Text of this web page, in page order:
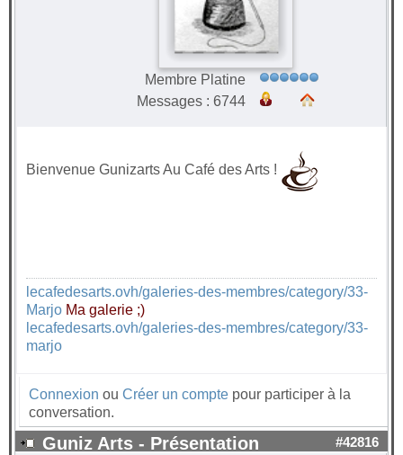
Membre Platine
Messages : 6744
Bienvenue Gunizarts Au Café des Arts !
lecafedesarts.ovh/galeries-des-membres/category/33-
Marjo Ma galerie ;)
lecafedesarts.ovh/galeries-des-membres/category/33-
marjo
Connexion ou Créer un compte pour participer à la
conversation.
Guniz Arts - Présentation #42816